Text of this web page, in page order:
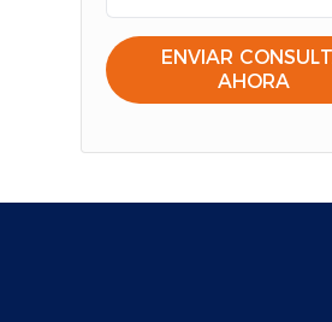
ENVIAR
AHORA